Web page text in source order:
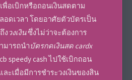
พื่อเบิกหรือถอนเงินสดตาม
อดเวลา โดยอาศัยตัวบัตรเป็น
งวงเงินซึ่งไม่ว่าจะต้องการ
มารถนำบัตรกดเงินสด cardx
speedy cashไปใช้เบิกถอน
ละเมื่อมีการชำระวงเงินของสิน